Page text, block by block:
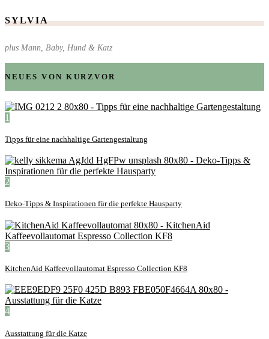
SYLVIA
plus Mann, Baby, Hund & Katz
NEUES VON KURZVOR
1
Tipps für eine nachhaltige Gartengestaltung
2
Deko-Tipps & Inspirationen für die perfekte Hausparty
3
KitchenAid Kaffeevollautomat Espresso Collection KF8
4
Ausstattung für die Katze